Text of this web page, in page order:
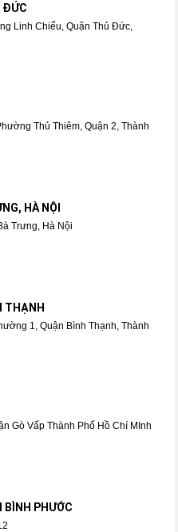
ĐỨC
Linh Chiểu, Quận Thủ Đức,
Thủ Thiêm, Quận 2, Thành
HÀ NỘI
Trưng, Hà Nội
THẠNH
1, Quận Bình Thạnh, Thành
Gò Vấp Thành Phố Hồ Chí MInh
BÌNH PHƯỚC